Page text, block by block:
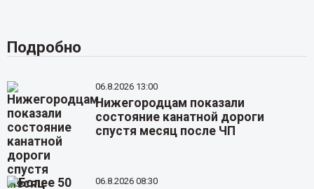
Подробно
06.8.2026 13:00
Нижегородцам показали
состояние канатной дороги
спустя месяц после ЧП
06.8.2026 08:30